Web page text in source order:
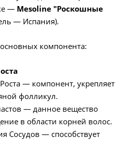
— Mesoline "Роскошные
— Испания).
компонента:
— компонент, укрепляет
фолликул.
— данное вещество
в области корней волос.
Сосудов — способствует